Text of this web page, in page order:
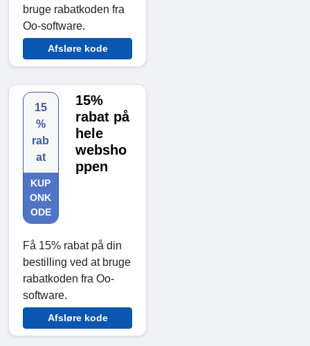
bruge rabatkoden fra
Oo-software.
Afsløre kode
15
%
rab
at
KUP
ONK
ODE
15%
rabat på
hele
websho
ppen
Få 15% rabat på din
bestilling ved at bruge
rabatkoden fra Oo-
software.
Afsløre kode